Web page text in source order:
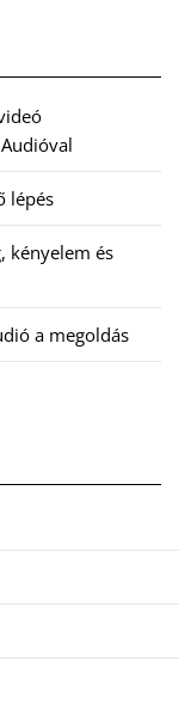
lépés
kényelem és
a megoldás